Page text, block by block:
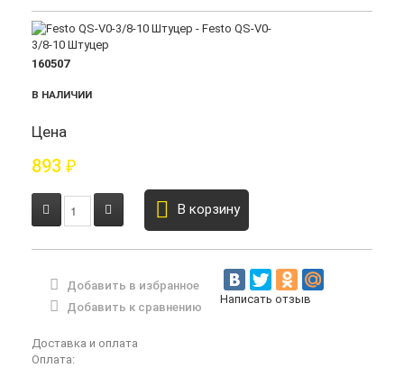
160507
В НАЛИЧИИ
Цена
893 ₽
В корзину
Добавить в избранное
Добавить к сравнению
Написать отзыв
Доставка и оплата
Оплата: